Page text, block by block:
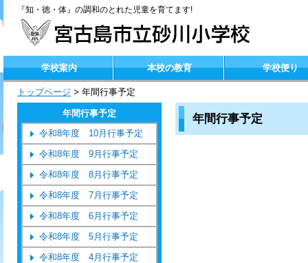
『知・徳・体』の調和のとれた児童を育てます!
学校案内 本校の教育 学校便り
トップページ > 年間行事予定
年間行事予定
年間行事予定
令和8年度 10月行事予定
令和8年度 9月行事予定
令和8年度 8月行事予定
令和8年度 7月行事予定
令和8年度 6月行事予定
令和8年度 5月行事予定
令和8年度 4月行事予定